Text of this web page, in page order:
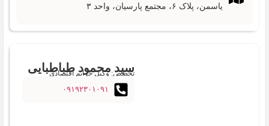
یاسمن، پلاک ۶، مجتمع پارسیان، واحد ۳
سید محمود طباطبایی
تخصص: وکیل جرایم اقتصادی
۰۹۱۹۲۳۰۱۰۹۱